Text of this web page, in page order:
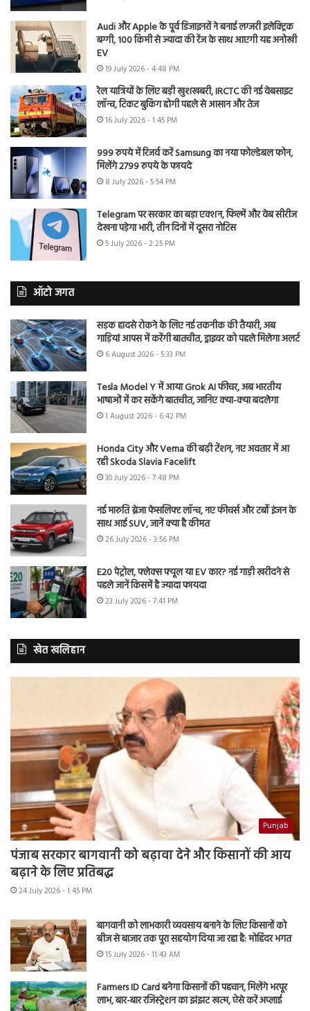
Audi और Apple के पूर्व डिजाइनरों ने बनाई लग्जरी इलेक्ट्रिक
बग्गी, 100 किमी से ज्यादा की रेंज के साथ आएगी यह अनोखी
EV
19 July 2026 - 4:48 PM
रेल यात्रियों के लिए बड़ी खुशखबरी, IRCTC की नई वेबसाइट
लॉन्च, टिकट बुकिंग होगी पहले से आसान और तेज
16 July 2026 - 1:45 PM
999 रुपये में रिजर्व करें Samsung का नया फोल्डेबल फोन,
मिलेंगे 2799 रुपये के फायदे
8 July 2026 - 5:54 PM
Telegram पर सरकार का बड़ा एक्शन, फिल्में और वेब सीरीज
देखना पड़ेगा भारी, तीन दिनों में दूसरा नोटिस
5 July 2026 - 2:25 PM
ऑटो जगत
सड़क हादसे रोकने के लिए नई तकनीक की तैयारी, अब
गाड़ियां आपस में करेंगी बातचीत, ड्राइवर को पहले मिलेगा अलर्ट
6 August 2026 - 5:33 PM
Tesla Model Y में आया Grok AI फीचर, अब भारतीय
भाषाओं में कर सकेंगे बातचीत, जानिए क्या-क्या बदलेगा
1 August 2026 - 6:42 PM
Honda City और Verna की बढ़ी टेंशन, नए अवतार में आ
रही Skoda Slavia Facelift
30 July 2026 - 7:48 PM
नई मारुति ब्रेजा फेसलिफ्ट लॉन्च, नए फीचर्स और टर्बो इंजन के
साथ आई SUV, जानें क्या है कीमत
26 July 2026 - 3:56 PM
E20 पेट्रोल, फ्लेक्स फ्यूल या EV कार? नई गाड़ी खरीदने से
पहले जानें किसमें है ज्यादा फायदा
23 July 2026 - 7:41 PM
खेत खलिहान
Punjab
पंजाब सरकार बागवानी को बढ़ावा देने और किसानों की आय
बढ़ाने के लिए प्रतिबद्ध
24 July 2026 - 1:45 PM
बागवानी को लाभकारी व्यवसाय बनाने के लिए किसानों को
बीज से बाजार तक पूरा सहयोग दिया जा रहा है: मोहिंदर भगत
15 July 2026 - 11:43 AM
Farmers ID Card बनेगा किसानों की पहचान, मिलेंगे भरपूर
लाभ, बार-बार रजिस्ट्रेशन का झंझट खत्म, ऐसे करें अप्लाई